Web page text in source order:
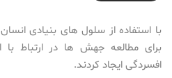
با استفاده از سلول های بنیادی
برای مطالعه جهش ها در ارتباط با
افسردگی ایجاد کردند.